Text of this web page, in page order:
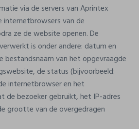
via de servers van Aprintex
internetbrowsers van de
ze de website openen. De
is onder andere: datum en
bestandsnaam van het opgevraagde
de status (bijvoorbeeld:
internetbrowser en het
de bezoeker gebruikt, het IP-adres
grootte van de overgedragen